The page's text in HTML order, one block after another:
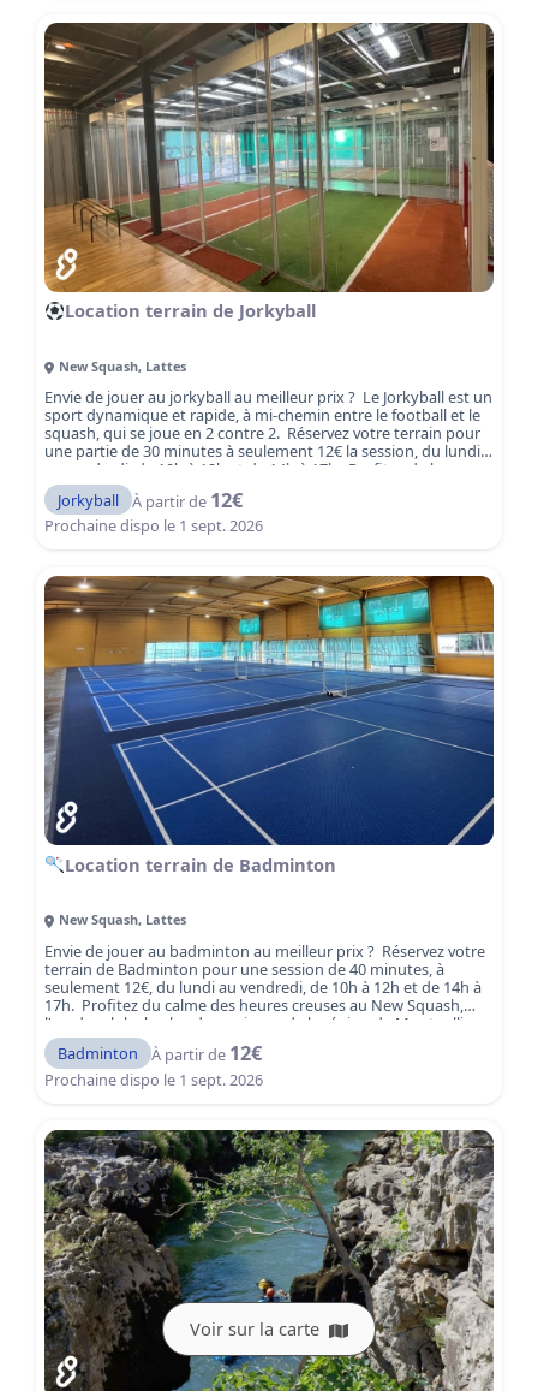
Montpellier.
Location terrain de Jorkyball
New Squash, Lattes
Envie de jouer au jorkyball au meilleur prix ? Le Jorkyball est un
sport dynamique et rapide, à mi-chemin entre le football et le
squash, qui se joue en 2 contre 2. Réservez votre terrain pour
une partie de 30 minutes à seulement 12€ la session, du lundi
au vendredi, de 10h à 12h et de 14h à 17h. Profitez de la
tranquillité des heures creuses au New Squash, l'un des clubs
les plus dynamiques de la région montpelliéraine. New Squash
vous accueille dans un cadre agréable avec 3 terrains de
jorkyballs modernes.
amusante à Lattes, à deux pas de Montpellier.
Jorkyball À partir de 12€
Prochaine dispo le 1 sept. 2026
Location terrain de Badminton
New Squash, Lattes
Envie de jouer au badminton au meilleur prix ? Réservez votre
terrain de Badminton pour une session de 40 minutes, à
seulement 12€, du lundi au vendredi, de 10h à 12h et de 14h à
17h. Profitez du calme des heures creuses au New Squash,
l'un des clubs le plus dynamiques de la région de Montpellier.
New Squash vous accueille dans un cadre agréable avec 5
terrains de badminton couverts de qualité, adaptés aussi bien
aux joueurs loisirs qu'aux plus compétiteurs.
votre terrain dès maintenant et jouez au badminton à tarif
Badminton À partir de 12€
Prochaine dispo le 1 sept. 2026
Voir sur la carte